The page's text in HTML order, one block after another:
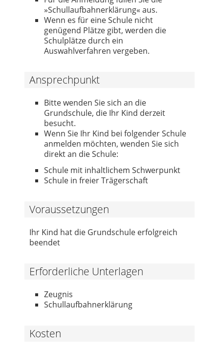
»Schullaufbahnerklärung« aus.
Wenn es für eine Schule nicht
genügend Plätze gibt, werden die
Schulplätze durch ein
Auswahlverfahren vergeben.
Ansprechpunkt
Bitte wenden Sie sich an die
Grundschule, die Ihr Kind derzeit
besucht.
Wenn Sie Ihr Kind bei folgender Schule
anmelden möchten, wenden Sie sich
direkt an die Schule:
Schule mit inhaltlichem Schwerpunkt
Schule in freier Trägerschaft
Voraussetzungen
Ihr Kind hat die Grundschule erfolgreich
beendet
Erforderliche Unterlagen
Zeugnis
Schullaufbahnerklärung
Kosten